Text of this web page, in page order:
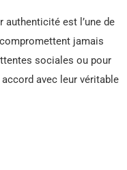
authenticité est l’une de
jamais
sociales ou pour
avec leur véritable